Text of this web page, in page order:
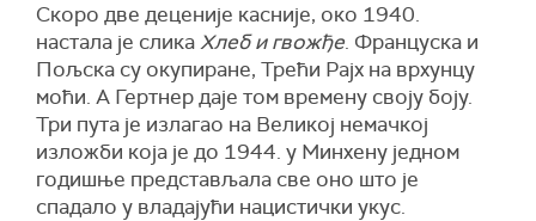
Скоро две деценије касније, око 1940.
настала је сликаХлеб и гвожђе. Француска и
Пољска су окупиране, Трећи Рајх на врхунцу
моћи. А Гертнер даје том времену своју боју.
Три пута је излагао на Великој немачкој
изложби која је до 1944. у Минхену једном
годишње представљала све оно што је
спадало у владајући нацистички укус.